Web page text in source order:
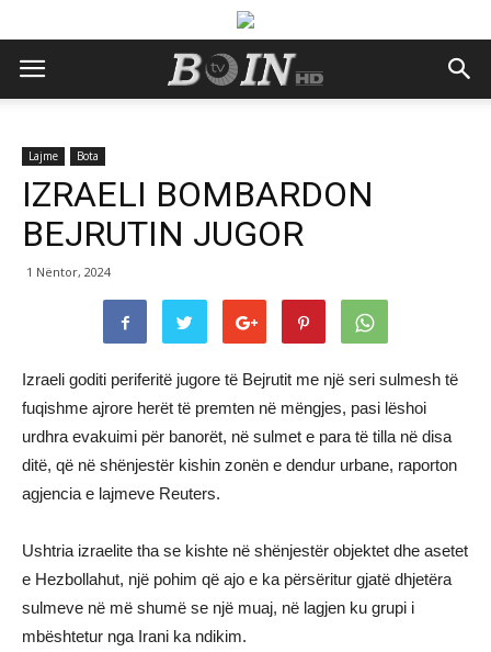
Lajme Bota
IZRAELI BOMBARDON
BEJRUTIN JUGOR
1 Nëntor, 2024
Izraeli goditi periferitë jugore të Bejrutit me një seri sulmesh të
fuqishme ajrore herët të premten në mëngjes, pasi lëshoi
urdhra evakuimi për banorët, në sulmet e para të tilla në disa
ditë, që në shënjestër kishin zonën e dendur urbane, raporton
agjencia e lajmeve Reuters.
Ushtria izraelite tha se kishte në shënjestër objektet dhe asetet
e Hezbollahut, një pohim që ajo e ka përsëritur gjatë dhjetëra
sulmeve në më shumë se një muaj, në lagjen ku grupi i
mbështetur nga Irani ka ndikim.